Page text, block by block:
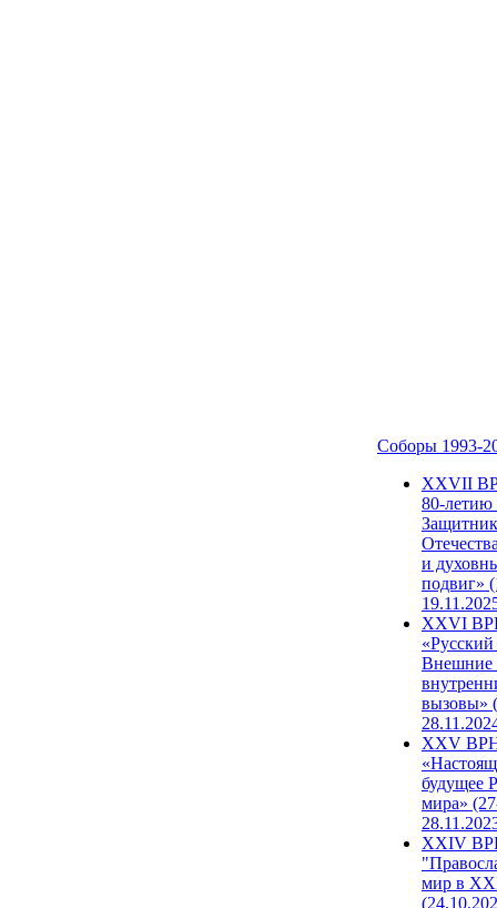
Соборы 1993-
ХХVII
80-
и
подвиг»
XXVI
Внешние
вызовы»
XXV
будущее
мира»
XXIV
мир в